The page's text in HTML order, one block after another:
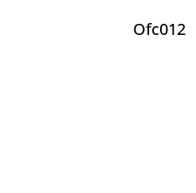
Ofc012